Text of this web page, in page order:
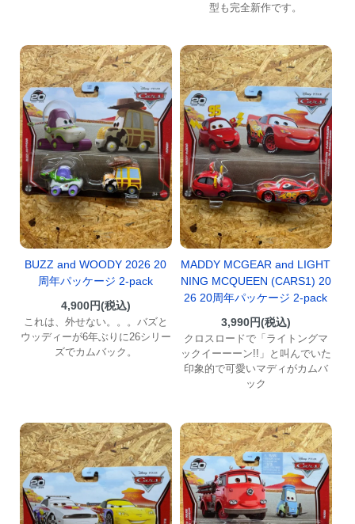
型も完全新作です。
BUZZ and WOODY 2026 20
周年パッケージ 2-pack
4,900円(税込)
これは、外せない。。。バズと
ウッディーが6年ぶりに26シリー
ズでカムバック。
MADDY MCGEAR and LIGHT
NING MCQUEEN (CARS1) 20
26 20周年パッケージ 2-pack
3,990円(税込)
クロスロードで「ライトングマ
ックイーーーン!!」と叫んでいた
印象的で可愛いマディがカムバ
ック